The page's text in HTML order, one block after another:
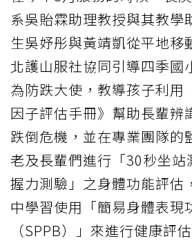
系吳貽霖助理教授與其教學
生吳妤彤與黃靖凱從平地移
北護山服社協同引導四季國
為防跌大使，教導孩子利用
因子評估手冊》幫助長輩辨
跌倒危機，並在專業團隊的
老及長輩們進行「30秒坐站
握力測驗」之身體功能評估
中學習使用「簡易身體表現
（SPPB）」來進行健康評估